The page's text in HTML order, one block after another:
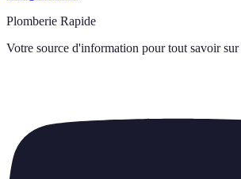
Plomberie Rapide
Votre source d'information pour tout savoir sur